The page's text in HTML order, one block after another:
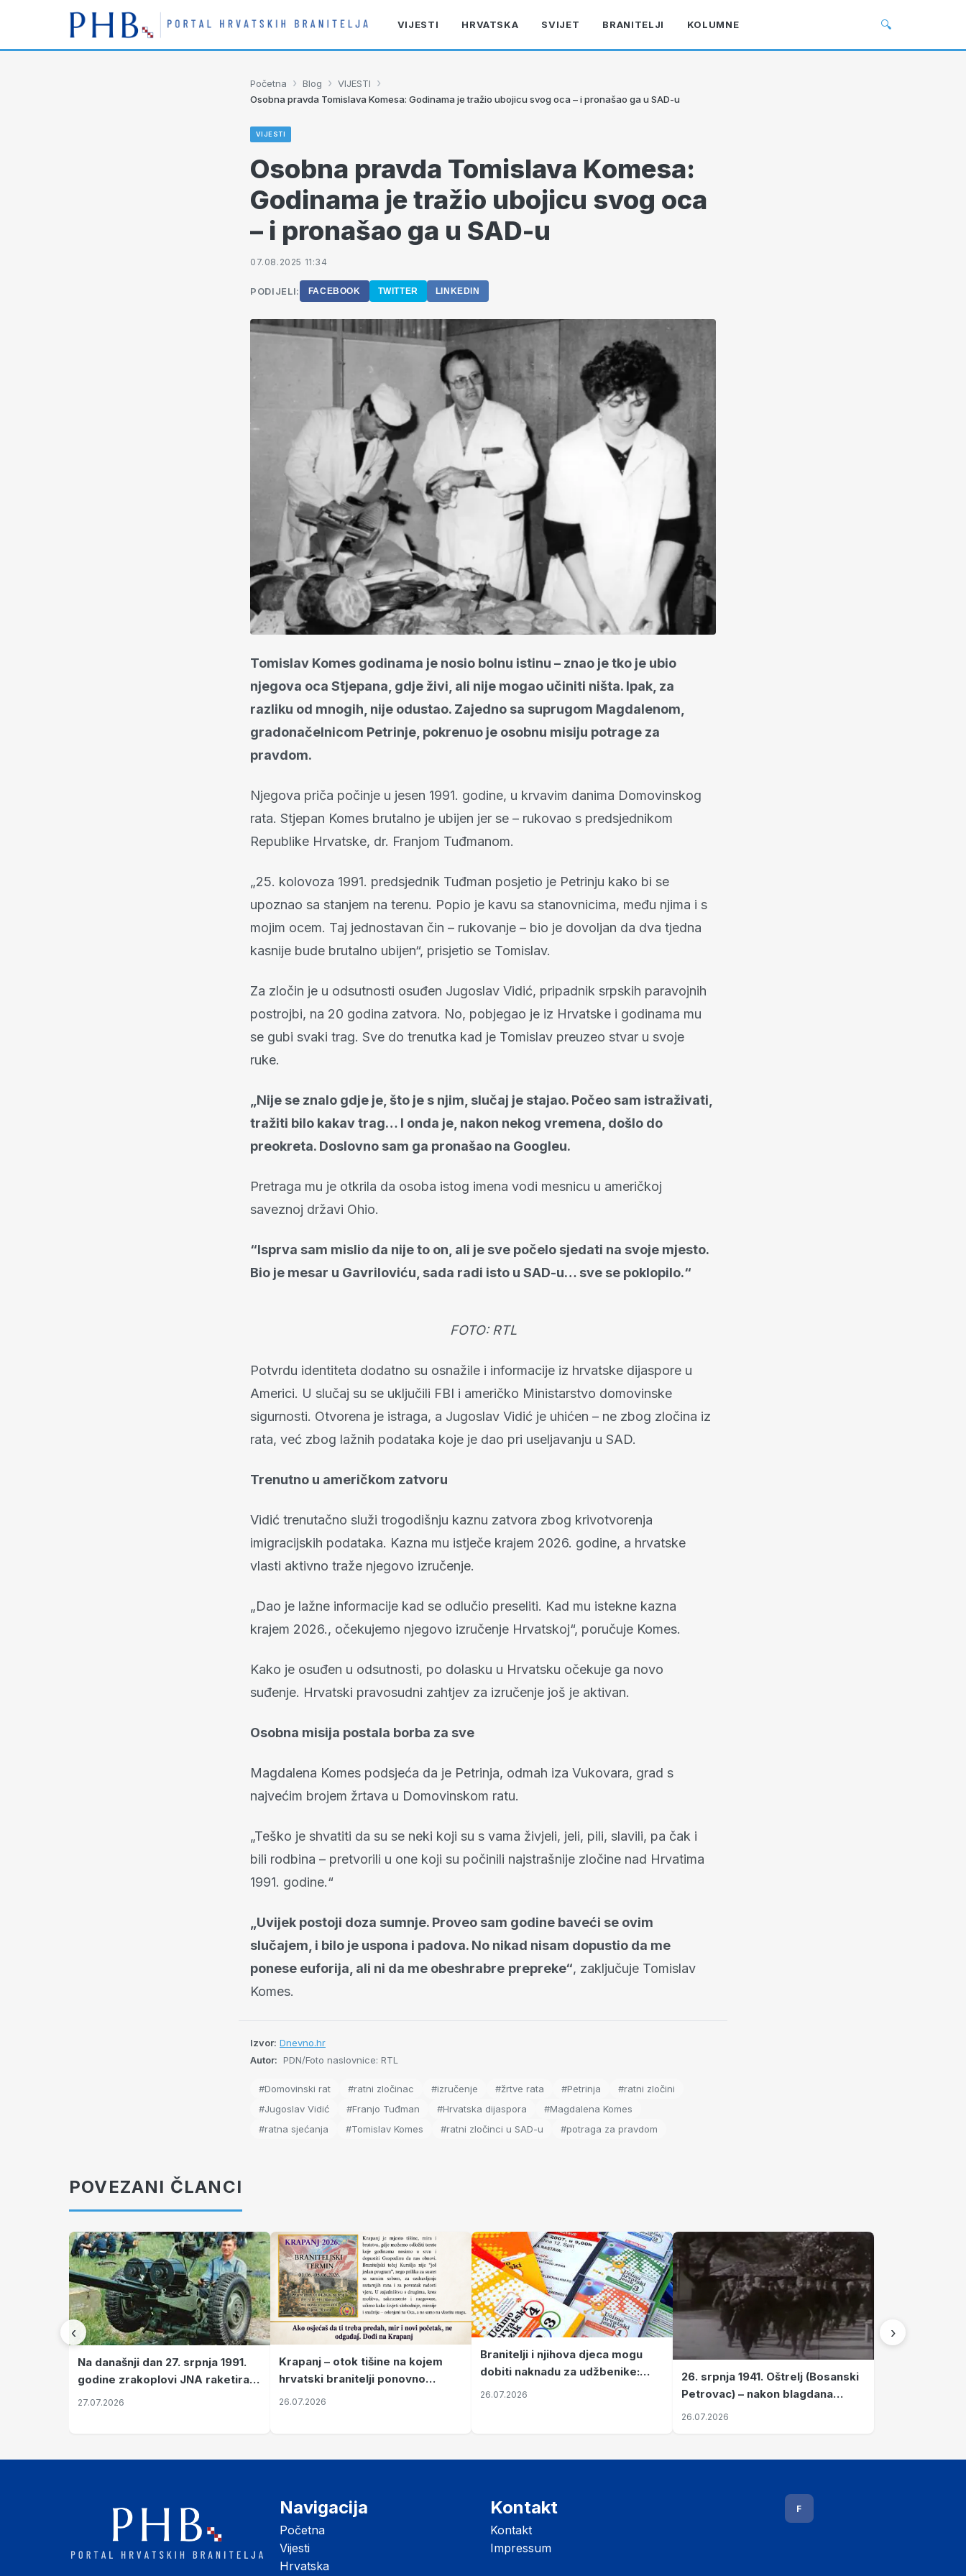
VIJESTI HRVATSKA SVIJET BRANITELJI KOLUMNE 🔍
Početna › Blog › VIJESTI ›
Osobna pravda Tomislava Komesa: Godinama je tražio ubojicu svog oca – i pronašao ga u SAD-u
VIJESTI
Osobna pravda Tomislava Komesa:
Godinama je tražio ubojicu svog oca
– i pronašao ga u SAD-u
07.08.2025 11:34
PODIJELI: FACEBOOK TWITTER LINKEDIN
Tomislav Komes godinama je nosio bolnu istinu – znao je tko je ubio
njegova oca Stjepana, gdje živi, ali nije mogao učiniti ništa. Ipak, za
razliku od mnogih, nije odustao. Zajedno sa suprugom Magdalenom,
gradonačelnicom Petrinje, pokrenuo je osobnu misiju potrage za
pravdom.
Njegova priča počinje u jesen 1991. godine, u krvavim danima Domovinskog
rata. Stjepan Komes brutalno je ubijen jer se – rukovao s predsjednikom
Republike Hrvatske, dr. Franjom Tuđmanom.
„25. kolovoza 1991. predsjednik Tuđman posjetio je Petrinju kako bi se
upoznao sa stanjem na terenu. Popio je kavu sa stanovnicima, među njima i s
mojim ocem. Taj jednostavan čin – rukovanje – bio je dovoljan da dva tjedna
kasnije bude brutalno ubijen“, prisjetio se Tomislav.
Za zločin je u odsutnosti osuđen Jugoslav Vidić, pripadnik srpskih paravojnih
postrojbi, na 20 godina zatvora. No, pobjegao je iz Hrvatske i godinama mu
se gubi svaki trag. Sve do trenutka kad je Tomislav preuzeo stvar u svoje
ruke.
„Nije se znalo gdje je, što je s njim, slučaj je stajao. Počeo sam istraživati,
tražiti bilo kakav trag… I onda je, nakon nekog vremena, došlo do
preokreta. Doslovno sam ga pronašao na Googleu.
Pretraga mu je otkrila da osoba istog imena vodi mesnicu u američkoj
saveznoj državi Ohio.
“Isprva sam mislio da nije to on, ali je sve počelo sjedati na svoje mjesto.
Bio je mesar u Gavriloviću, sada radi isto u SAD-u… sve se poklopilo.“
FOTO: RTL
Potvrdu identiteta dodatno su osnažile i informacije iz hrvatske dijaspore u
Americi. U slučaj su se uključili FBI i američko Ministarstvo domovinske
sigurnosti. Otvorena je istraga, a Jugoslav Vidić je uhićen – ne zbog zločina iz
rata, već zbog lažnih podataka koje je dao pri useljavanju u SAD.
Trenutno u američkom zatvoru
Vidić trenutačno služi trogodišnju kaznu zatvora zbog krivotvorenja
imigracijskih podataka. Kazna mu istječe krajem 2026. godine, a hrvatske
vlasti aktivno traže njegovo izručenje.
„Dao je lažne informacije kad se odlučio preseliti. Kad mu istekne kazna
krajem 2026., očekujemo njegovo izručenje Hrvatskoj“, poručuje Komes.
Kako je osuđen u odsutnosti, po dolasku u Hrvatsku očekuje ga novo
suđenje. Hrvatski pravosudni zahtjev za izručenje još je aktivan.
Osobna misija postala borba za sve
Magdalena Komes podsjeća da je Petrinja, odmah iza Vukovara, grad s
najvećim brojem žrtava u Domovinskom ratu.
„Teško je shvatiti da su se neki koji su s vama živjeli, jeli, pili, slavili, pa čak i
bili rodbina – pretvorili u one koji su počinili najstrašnije zločine nad Hrvatima
1991. godine.“
„Uvijek postoji doza sumnje. Proveo sam godine baveći se ovim
slučajem, i bilo je uspona i padova. No nikad nisam dopustio da me
ponese euforija, ali ni da me obeshrabre prepreke“, zaključuje Tomislav
Komes.
Izvor: Dnevno.hr
Autor: PDN/Foto naslovnice: RTL
#Domovinski rat #ratni zločinac #izručenje #žrtve rata #Petrinja
#ratni zločini
#Jugoslav Vidić
#Franjo Tuđman #Hrvatska dijaspora
#Magdalena Komes
#ratna sjećanja
#Tomislav Komes #ratni zločinci u SAD-u #potraga za pravdom
POVEZANI ČLANCI
‹
Na današnji dan 27. srpnja 1991.
godine zrakoplovi JNA raketirali
su vojarnu i obučni centar "Nikola
27.07.2026
Krapanj – otok tišine na kojem
hrvatski branitelji ponovno
pronalaze mir
26.07.2026
Branitelji i njihova djeca mogu
dobiti naknadu za udžbenike:
zahtjevi se podnose do 31.
26.07.2026
26. srpnja 1941. Oštrelj (Bosanski
Petrovac) – nakon blagdana
Svete Ane izvršen napad srpskih
26.07.2026
›
Navigacija
Početna
Vijesti
Hrvatska
Kontakt
Kontakt
Impressum
F